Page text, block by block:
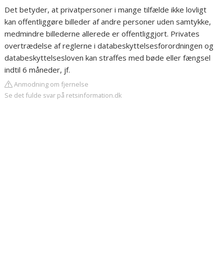
Det betyder, at privatpersoner i mange tilfælde ikke lovligt
kan offentliggøre billeder af andre personer uden samtykke,
medmindre billederne allerede er offentliggjort. Privates
overtrædelse af reglerne i databeskyttelsesforordningen og
databeskyttelsesloven kan straffes med bøde eller fængsel
indtil 6 måneder, jf.
Anmodning om fjernelse
Se det fulde svar på retsinformation.dk